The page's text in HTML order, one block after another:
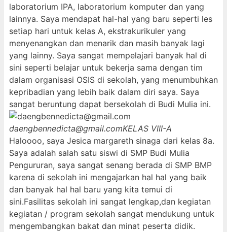
laboratorium IPA, laboratorium komputer dan yang
lainnya. Saya mendapat hal-hal yang baru seperti les
setiap hari untuk kelas A, ekstrakurikuler yang
menyenangkan dan menarik dan masih banyak lagi
yang lainny. Saya sangat mempelajari banyak hal di
sini seperti belajar untuk bekerja sama dengan tim
dalam organisasi OSIS di sekolah, yang menumbuhkan
kepribadian yang lebih baik dalam diri saya. Saya
sangat beruntung dapat bersekolah di Budi Mulia ini.
daengbennedicta@gmail.comKELAS VIII-A
Haloooo, saya Jesica margareth sinaga dari kelas 8a.
Saya adalah salah satu siswi di SMP Budi Mulia
Pengururan, saya sangat senang berada di SMP BMP
karena di sekolah ini mengajarkan hal hal yang baik
dan banyak hal hal baru yang kita temui di
sini.Fasilitas sekolah ini sangat lengkap,dan kegiatan
kegiatan / program sekolah sangat mendukung untuk
mengembangkan bakat dan minat peserta didik.